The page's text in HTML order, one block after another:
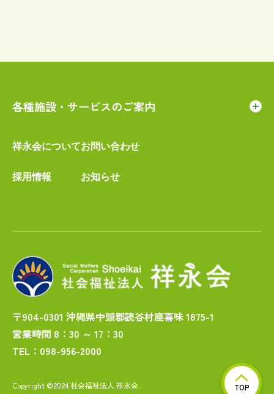
TOP
各種施設・サービスのご案内
祥永会について
採用情報
お問い合わせ
お知らせ
〒904-0301 沖縄県中頭郡読谷村座喜味 1875-1
営業時間 8：30 ～ 17：30
TEL：098-956-2000
Copyright ©2024 社会福祉法人 祥永会.